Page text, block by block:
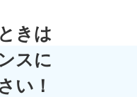
きは
スに
い！